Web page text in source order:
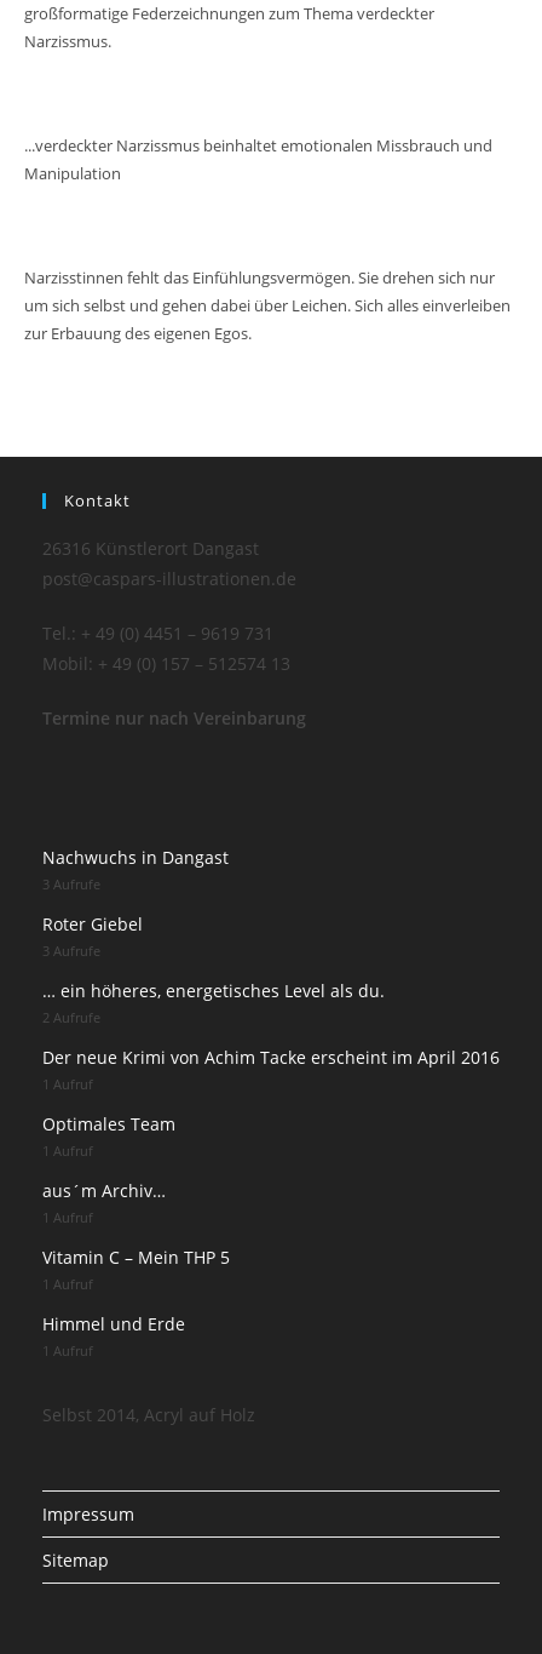
großformatige Federzeichnungen zum Thema verdeckter
Narzissmus.
...verdeckter Narzissmus beinhaltet emotionalen Missbrauch und
Manipulation
Narzisstinnen fehlt das Einfühlungsvermögen. Sie drehen sich nur
um sich selbst und gehen dabei über Leichen. Sich alles einverleiben
zur Erbauung des eigenen Egos.
Kontakt
26316 Künstlerort Dangast
post@caspars-illustrationen.de
Tel.: + 49 (0) 4451 – 9619 731
Mobil: + 49 (0) 157 – 512574 13
Termine nur nach Vereinbarung
Nachwuchs in Dangast
3 Aufrufe
Roter Giebel
3 Aufrufe
… ein höheres, energetisches Level als du.
2 Aufrufe
Der neue Krimi von Achim Tacke erscheint im April 2016
1 Aufruf
Optimales Team
1 Aufruf
aus´m Archiv…
1 Aufruf
Vitamin C – Mein THP 5
1 Aufruf
Himmel und Erde
1 Aufruf
Selbst 2014, Acryl auf Holz
Impressum
Sitemap